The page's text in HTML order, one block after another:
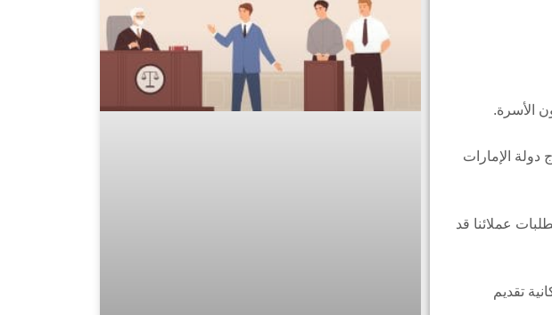
الأسرة.
دولة الإمارات
عملائنا قد
تقديم